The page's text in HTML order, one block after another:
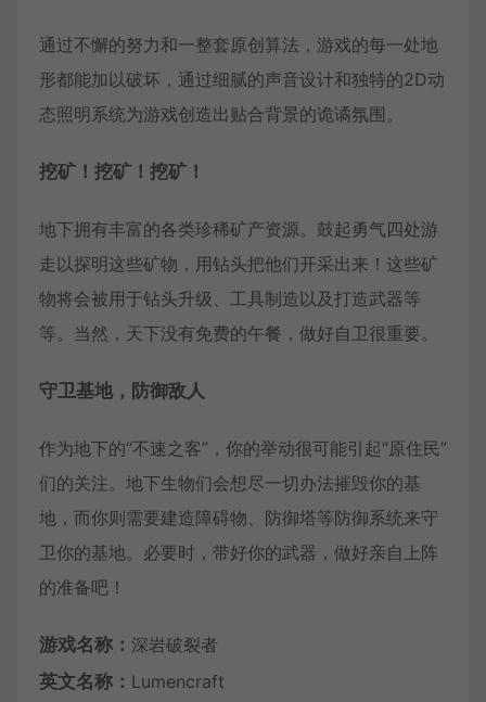
通过不懈的努力和一整套原创算法，游戏的每一处地
形都能加以破坏，通过细腻的声音设计和独特的2D动
态照明系统为游戏创造出贴合背景的诡谲氛围。
挖矿！挖矿！挖矿！
地下拥有丰富的各类珍稀矿产资源。鼓起勇气四处游
走以探明这些矿物，用钻头把他们开采出来！这些矿
物将会被用于钻头升级、工具制造以及打造武器等
等。当然，天下没有免费的午餐，做好自卫很重要。
守卫基地，防御敌人
作为地下的“不速之客”，你的举动很可能引起“原住民”
们的关注。地下生物们会想尽一切办法摧毁你的基
地，而你则需要建造障碍物、防御塔等防御系统来守
卫你的基地。必要时，带好你的武器，做好亲自上阵
的准备吧！
游戏名称： 深岩破裂者
英文名称： Lumencraft